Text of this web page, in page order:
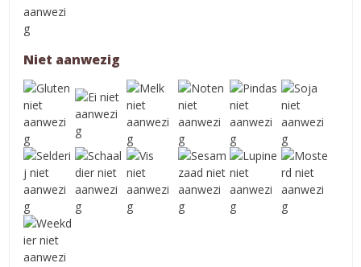
Niet aanwezig